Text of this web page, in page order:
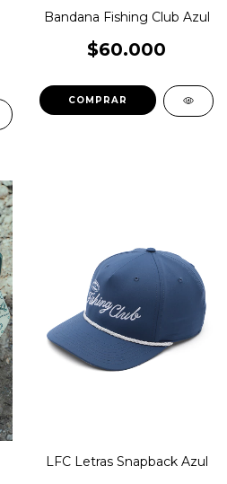
Bandana Fishing Club Azul
$60.000
LFC Letras Snapback Azul